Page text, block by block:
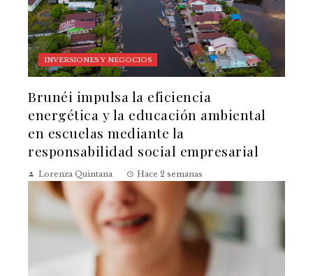
INVERSIONES Y NEGOCIOS
Brunéi impulsa la eficiencia
energética y la educación ambiental
en escuelas mediante la
responsabilidad social empresarial
Lorenza Quintana Hace 2 semanas